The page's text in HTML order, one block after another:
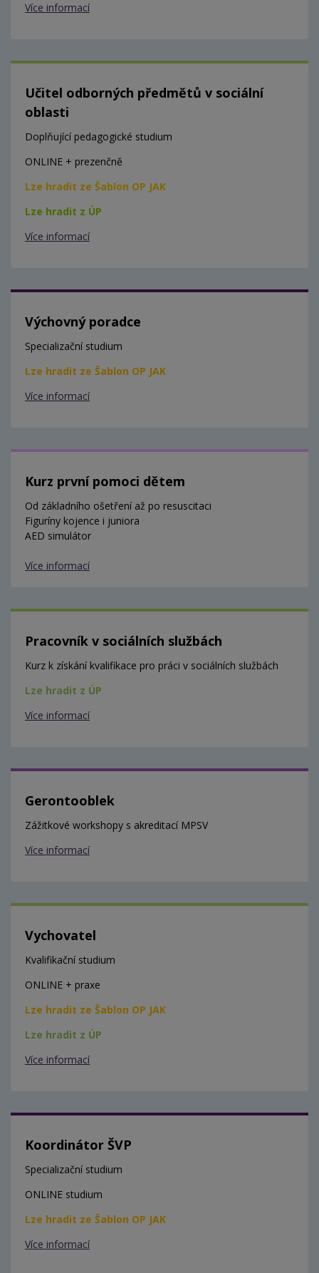
Více informací
Učitel odborných předmětů v sociální
oblasti
Doplňující pedagogické studium
ONLINE + prezenčně
Lze hradit ze Šablon OP JAK
Lze hradit z ÚP
Více informací
Výchovný poradce
Specializační studium
Lze hradit ze Šablon OP JAK
Více informací
Kurz první pomoci dětem
Od základního ošetření až po resuscitaci
Figuríny kojence i juniora
AED simulátor
Více informací
Pracovník v sociálních službách
Kurz k získání kvalifikace pro práci v sociálních službách
Lze hradit z ÚP
Více informací
Gerontooblek
Zážitkové workshopy s akreditací MPSV
Více informací
Vychovatel
Kvalifikační studium
ONLINE + praxe
Lze hradit ze Šablon OP JAK
Lze hradit z ÚP
Více informací
Koordinátor ŠVP
Specializační studium
ONLINE studium
Lze hradit ze Šablon OP JAK
Více informací